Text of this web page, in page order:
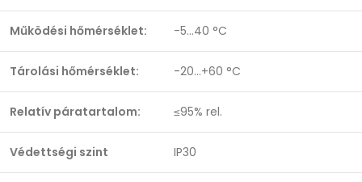
Működési hőmérséklet: -5…40 °C
Tárolási hőmérséklet: -20...+60 °C
Relatív páratartalom: ≤95% rel.
Védettségi szint IP30